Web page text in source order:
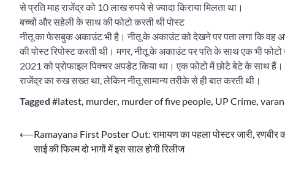
से प्रति माह राजेंद्र को 10 लाख रुपये से ज्यादा किराया मिलता था।
बच्चों और सहेली के साथ की फोटो करती थी पोस्ट
नीतू का फेसबुक अकाउंट भी है। नीतू के अकाउंट को देखने पर पता लगा कि वह
की पोस्ट रिपोस्ट करती थी। मगर, नीतू के अकाउंट पर पति के साथ एक भी
2021 को प्रोफाइल पिक्चर अपडेट किया था। एक फोटो में छोटे बेटे के साथ हैं।
राजेंद्र का रुख सख्त था, लेकिन नीतू सामान्य तरीके से ही बात करती थी।
Tagged #latest murder murder of five people UP Crime
Post
navigation
⟵Ramayana First Poster Out: रामायण का पहला पोस्टर जारी, रणबीर
साई की फिल्म दो भागों में इस साल होगी रिलीज